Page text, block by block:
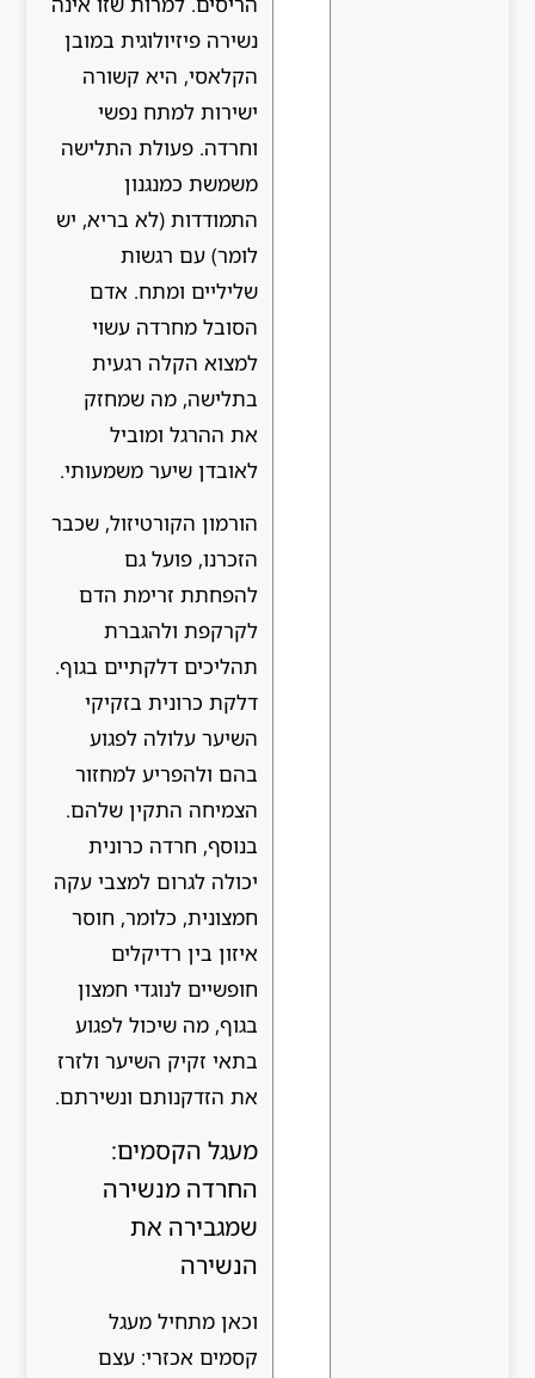
נשירה פיזיולוגית במובן
הקלאסי, היא קשורה
ישירות למתח נפשי
וחרדה. פעולת התלישה
משמשת כמנגנון
התמודדות (לא בריא, יש
לומר) עם רגשות
שליליים ומתח. אדם
הסובל מחרדה עשוי
למצוא הקלה רגעית
בתלישה, מה שמחזק
את ההרגל ומוביל
לאובדן שיער משמעותי.
הורמון הקורטיזול, שכבר
הזכרנו, פועל גם
להפחתת זרימת הדם
לקרקפת ולהגברת
תהליכים דלקתיים בגוף.
דלקת כרונית בזקיקי
השיער עלולה לפגוע
בהם ולהפריע למחזור
הצמיחה התקין שלהם.
בנוסף, חרדה כרונית
יכולה לגרום למצבי עקה
חמצונית, כלומר, חוסר
איזון בין רדיקלים
חופשיים לנוגדי חמצון
בגוף, מה שיכול לפגוע
בתאי זקיק השיער ולזרז
את הזדקנותם ונשירתם.
מעגל הקסמים:
החרדה מנשירה
שמגבירה את
הנשירה
וכאן מתחיל מעגל
קסמים אכזרי: עצם